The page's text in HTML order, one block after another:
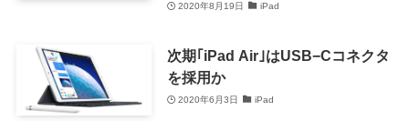
2020年8月19日 iPad
次期｢iPad Air｣はUSB−Cコネクタ
を採用か
2020年6月3日 iPad